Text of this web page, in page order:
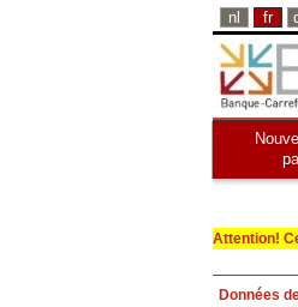
nl fr
Attention!
Données